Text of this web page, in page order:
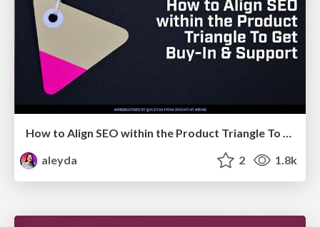
How to Align SEO within the Product Triangle To Get Buy-In & Support - #RIMC
aleyda
2 1.8k